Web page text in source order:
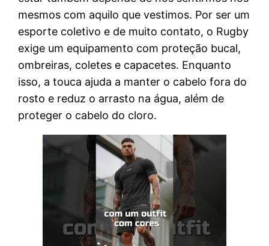
mesmos com aquilo que vestimos. Por ser um
esporte coletivo e de muito contato, o Rugby
exige um equipamento com proteção bucal,
ombreiras, coletes e capacetes. Enquanto
isso, a touca ajuda a manter o cabelo fora do
rosto e reduz o arrasto na água, além de
proteger o cabelo do cloro.